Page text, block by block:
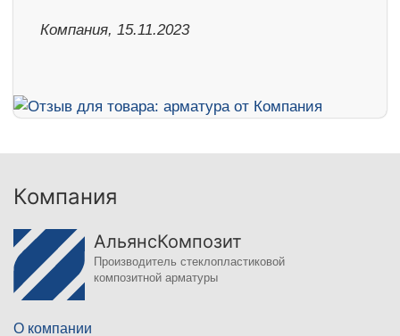
Компания, 15.11.2023
Компания
АльянсКомпозит
Производитель стеклопластиковой
композитной арматуры
О компании